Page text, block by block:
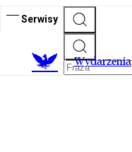
Serwisy
Wydarzenia